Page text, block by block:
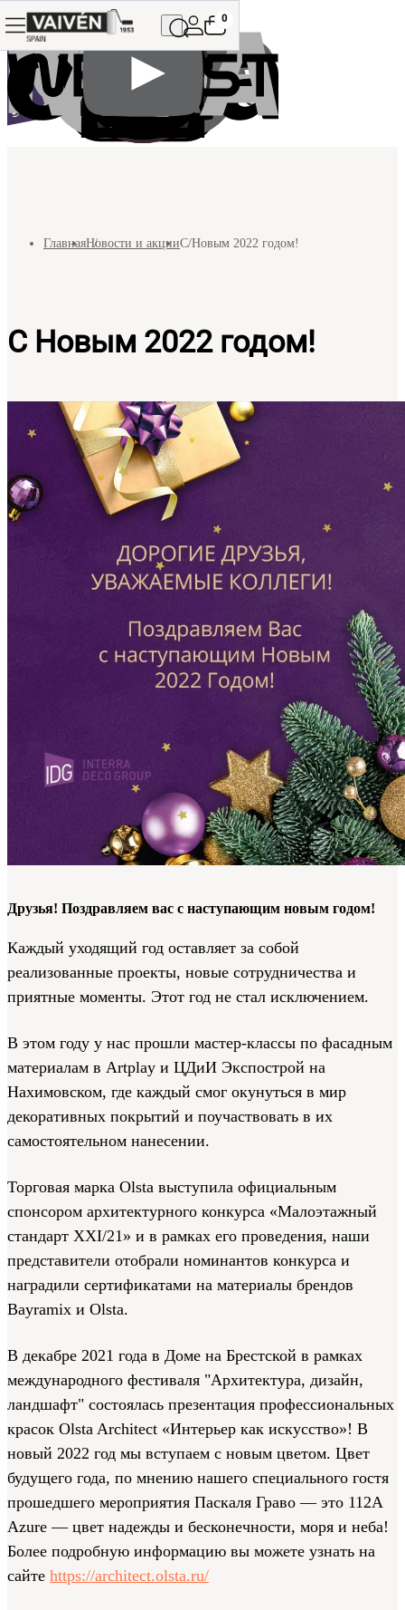
0
ГлавнаяНовости и акцииС Новым 2022 годом!
С Новым 2022 годом!
Друзья! Поздравляем вас с наступающим новым годом!
Каждый уходящий год оставляет за собой
реализованные проекты, новые сотрудничества и
приятные моменты. Этот год не стал исключением.
В этом году у нас прошли мастер-классы по фасадным
материалам в Artplay и ЦДиИ Экспострой на
Нахимовском, где каждый смог окунуться в мир
декоративных покрытий и поучаствовать в их
самостоятельном нанесении.
Торговая марка Olsta выступила официальным
спонсором архитектурного конкурса «Малоэтажный
стандарт XXI/21» и в рамках его проведения, наши
представители отобрали номинантов конкурса и
наградили сертификатами на материалы брендов
Bayramix и Olsta.
В декабре 2021 года в Доме на Брестской в рамках
международного фестиваля "Архитектура, дизайн,
ландшафт" состоялась презентация профессиональных
красок Olsta Architect «Интерьер как искусство»! В
новый 2022 год мы вступаем с новым цветом. Цвет
будущего года, по мнению нашего специального гостя
прошедшего мероприятия Паскаля Граво — это 112А
Azure — цвет надежды и бесконечности, моря и неба!
Более подробную информацию вы можете узнать на
сайте https://architect.olsta.ru/